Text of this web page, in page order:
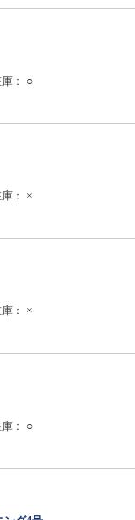
： ○
： ×
： ×
： ○